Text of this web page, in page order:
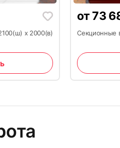
21
х 2000(в)
от73
Секционные